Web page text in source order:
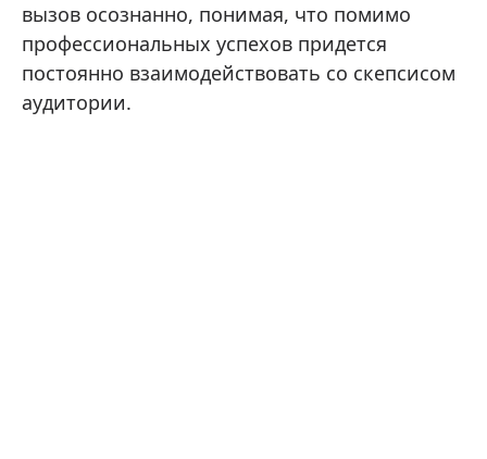
вызов осознанно, понимая, что помимо
профессиональных успехов придется
постоянно взаимодействовать со скепсисом
аудитории.